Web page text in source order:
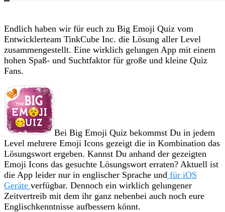
Endlich haben wir für euch zu Big Emoji Quiz vom
Entwicklerteam TinkCube Inc. die Lösung aller Level
zusammengestellt. Eine wirklich gelungen App mit einem
hohen Spaß- und Suchtfaktor für große und kleine Quiz
Fans.
Bei Big Emoji Quiz bekommst Du in jedem
Level mehrere Emoji Icons gezeigt die in Kombination das
Lösungswort ergeben. Kannst Du anhand der gezeigten
Emoji Icons das gesuchte Lösungswort erraten? Aktuell ist
die App leider nur in englischer Sprache und für iOS
Geräte verfügbar. Dennoch ein wirklich gelungener
Zeitvertreib mit dem ihr ganz nebenbei auch noch eure
Englischkenntnisse aufbessern könnt.